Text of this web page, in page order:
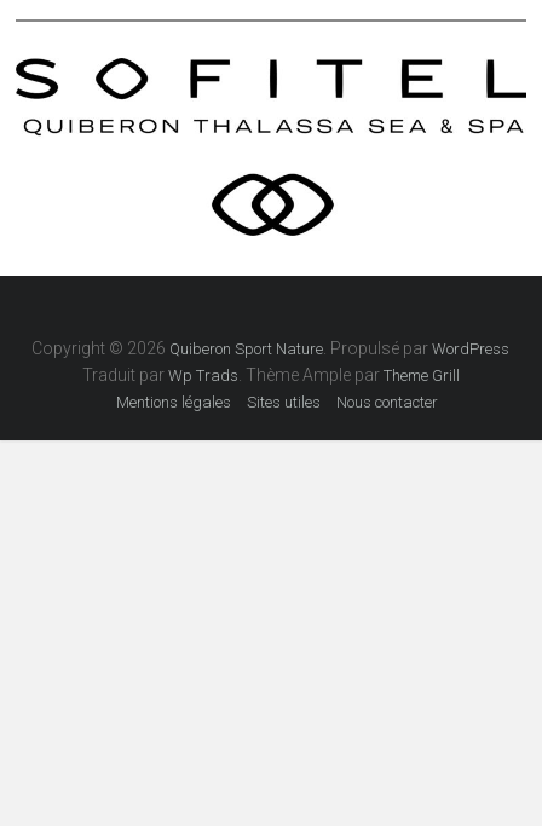
Copyright © 2026 Quiberon Sport Nature. Propulsé parWordPress
Traduit par Wp Trads. Thème Ample par Theme Grill
Mentions légales
Sites utiles Nous contacter